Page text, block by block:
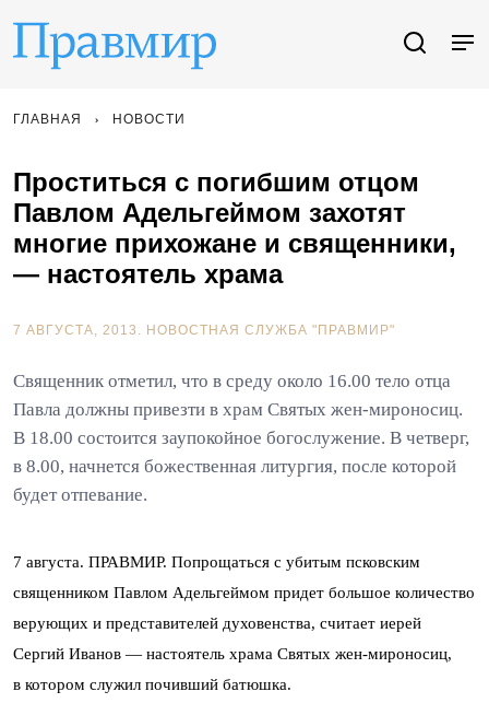
ГЛАВНАЯ НОВОСТИ
Проститься с погибшим отцом
Павлом Адельгеймом захотят
многие прихожане и священники,
— настоятель храма
7 АВГУСТА, 2013. НОВОСТНАЯ СЛУЖБА "ПРАВМИР"
Священник отметил, что в среду около 16.00 тело отца
Павла должны привезти в храм Святых жен-мироносиц.
В 18.00 состоится заупокойное богослужение. В четверг,
в 8.00, начнется божественная литургия, после которой
будет отпевание.
7 августа. ПРАВМИР. Попрощаться с убитым псковским
священником Павлом Адельгеймом придет большое количество
верующих и представителей духовенства, считает иерей
Сергий Иванов — настоятель храма Святых жен-мироносиц,
в котором служил почивший батюшка.